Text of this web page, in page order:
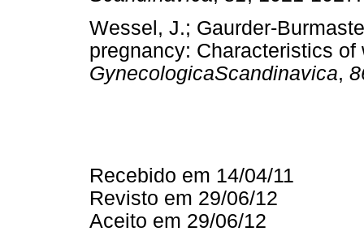
Wessel, J.; Gaurder-
pregnancy: Characteristics
GynecologicaScandinavica,
Recebido em 14/04/11
Revisto em 29/06/12
Aceito em 29/06/12